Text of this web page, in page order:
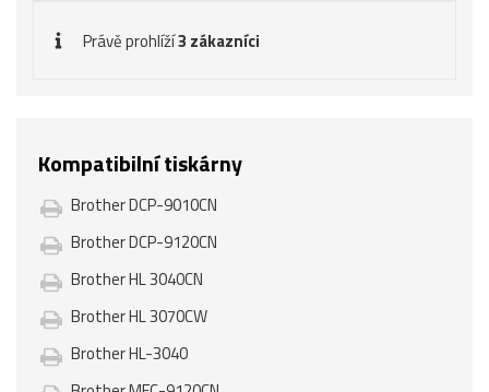
Právě prohlíží3 zákazníci
Kompatibilní tiskárny
Brother DCP-9010CN
Brother DCP-9120CN
Brother HL 3040CN
Brother HL 3070CW
Brother HL-3040